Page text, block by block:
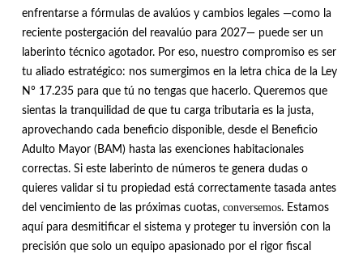
enfrentarse a fórmulas de avalúos y cambios legales —como la
reciente postergación del reavalúo para 2027— puede ser un
laberinto técnico agotador. Por eso, nuestro compromiso es ser
tu aliado estratégico: nos sumergimos en la letra chica de la Ley
N° 17.235 para que tú no tengas que hacerlo. Queremos que
sientas la tranquilidad de que tu carga tributaria es la justa,
aprovechando cada beneficio disponible, desde el Beneficio
Adulto Mayor (BAM) hasta las exenciones habitacionales
correctas. Si este laberinto de números te genera dudas o
quieres validar si tu propiedad está correctamente tasada antes
del vencimiento de las próximas cuotas, conversemos. Estamos
aquí para desmitificar el sistema y proteger tu inversión con la
precisión que solo un equipo apasionado por el rigor fiscal